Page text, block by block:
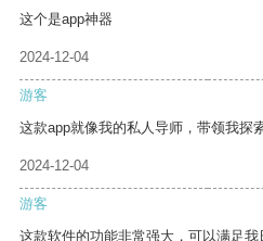
这个是app神器
2024-12-04
游客
这款app就像我的私人导师，带领我探
2024-12-04
游客
这款软件的功能非常强大，可以满足我